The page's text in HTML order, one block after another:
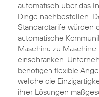
automatisch über das
Dinge nachbestellen.
Standardtarife würden
automatische
Maschine zu Maschine
einschränken.
benötigen flexible
welche die
ihrer Lösungen